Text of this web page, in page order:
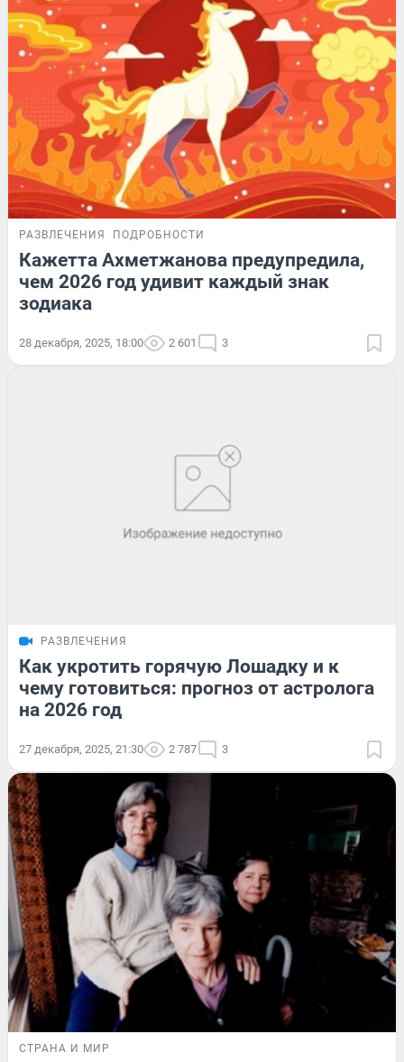
РАЗВЛЕЧЕНИЯ ПОДРОБНОСТИ
Кажетта Ахметжанова предупредила,
чем 2026 год удивит каждый знак
зодиака
28 декабря, 2025, 18:00 2 601 3
РАЗВЛЕЧЕНИЯ
Как укротить горячую Лошадку и к
чему готовиться: прогноз от астролога
на 2026 год
27 декабря, 2025, 21:30 2 787 3
СТРАНА И МИР